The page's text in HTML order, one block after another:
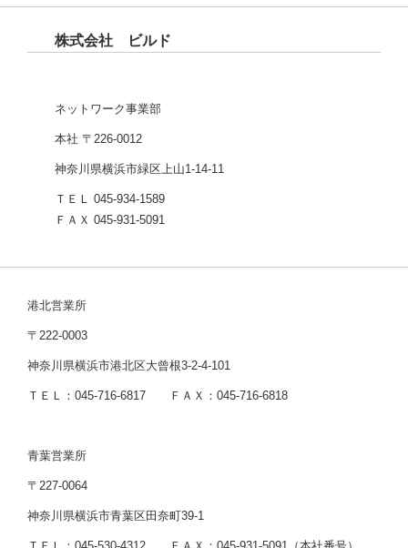
株式会社 ビルド
ネットワーク事業部
本社 〒226-0012
神奈川県横浜市緑区上山1-14-11
ＴＥＬ 045-934-1589
ＦＡＸ 045-931-5091
港北営業所
〒222-0003
神奈川県横浜市港北区大曾根3-2-4-101
ＴＥＬ：045-716-6817 ＦＡＸ：045-716-6818
青葉営業所
〒227-0064
神奈川県横浜市青葉区田奈町39-1